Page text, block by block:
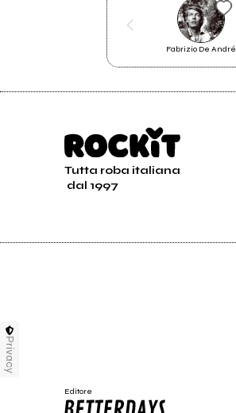
Fabrizio De André
Tutta roba italiana
dal 1997
Editore
Privacy